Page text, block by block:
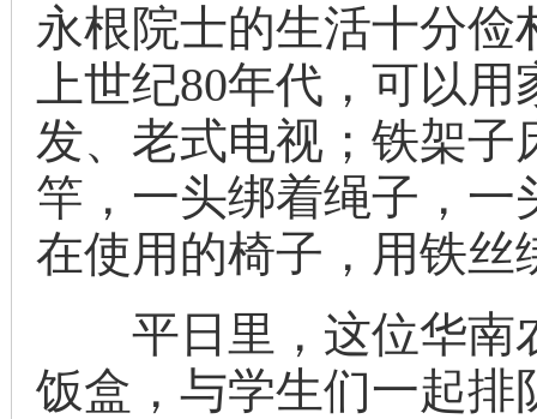
永根院士的生活十分
上世纪80年代，可以
发、老式电视；铁架子
竿，一头绑着绳子，
在使用的椅子，用铁丝
平日里，这位华南
饭盒，与学生们一起排